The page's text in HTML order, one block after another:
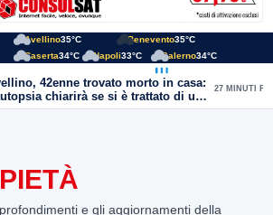
Avellino35°C Benevento35°C
Caserta34°C Napoli33°C Salerno34°C
42enne trovato morto in casa:
chiarirà se si è trattato di un
o di un’aggressione
27 MINUTI FA
e gli aggiornamenti della